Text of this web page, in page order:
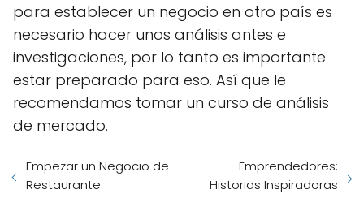
para establecer un negocio en otro país es
necesario hacer unos análisis antes e
investigaciones, por lo tanto es importante
estar preparado para eso. Así que le
recomendamos tomar un curso de análisis
de mercado.
Empezar un Negocio de
Restaurante
Emprendedores:
Historias Inspiradoras